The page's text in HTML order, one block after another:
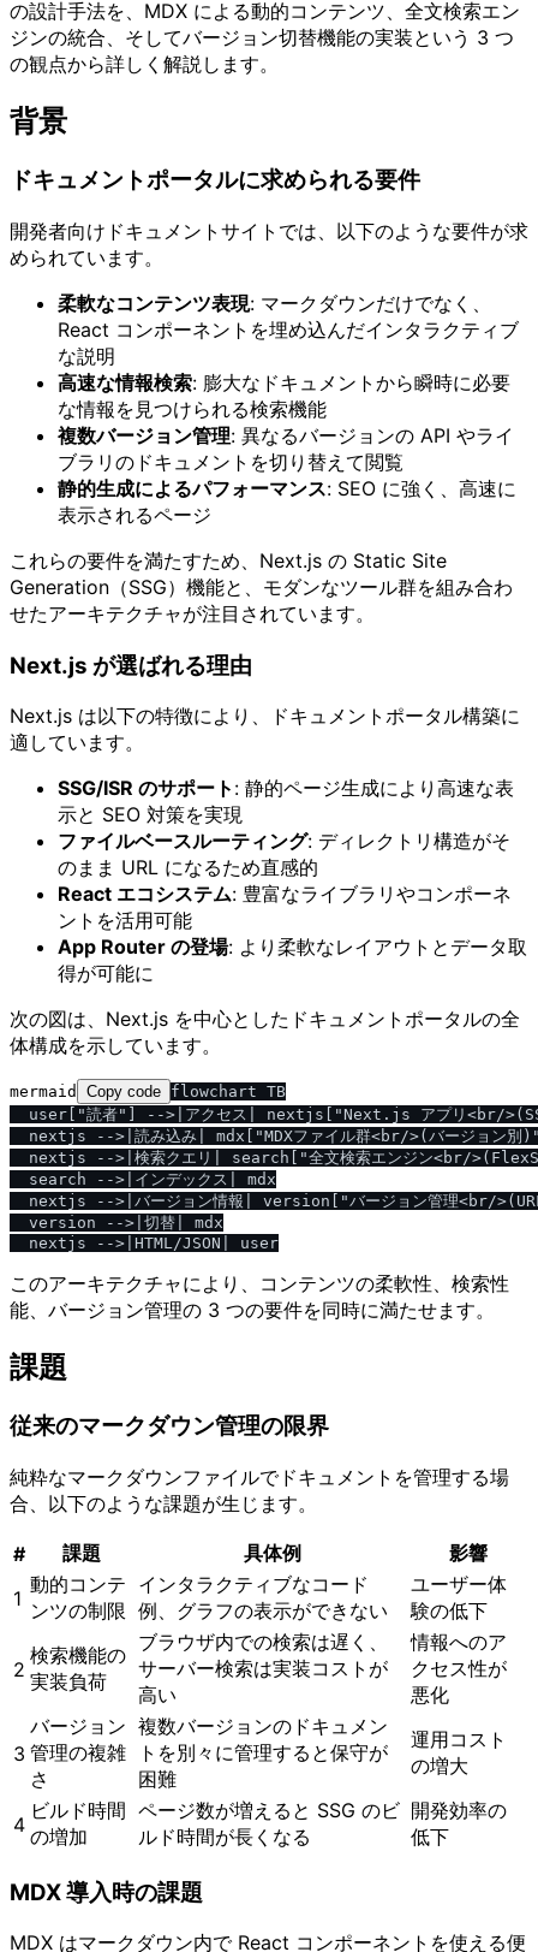
の設計手法を、MDX による動的コンテンツ、全文検索エン
ジンの統合、そしてバージョン切替機能の実装という 3 つ
の観点から詳しく解説します。
背景
ドキュメントポータルに求められる要件
開発者向けドキュメントサイトでは、以下のような要件が求
められています。
柔軟なコンテンツ表現: マークダウンだけでなく、
React コンポーネントを埋め込んだインタラクティブ
な説明
高速な情報検索: 膨大なドキュメントから瞬時に必要
な情報を見つけられる検索機能
複数バージョン管理: 異なるバージョンの API やライ
ブラリのドキュメントを切り替えて閲覧
静的生成によるパフォーマンス: SEO に強く、高速に
表示されるページ
これらの要件を満たすため、Next.js の Static Site
Generation（SSG）機能と、モダンなツール群を組み合わ
せたアーキテクチャが注目されています。
Next.js が選ばれる理由
Next.js は以下の特徴により、ドキュメントポータル構築に
適しています。
SSG/ISR のサポート : 静的ページ生成により高速な表
示と SEO 対策を実現
ファイルベースルーティング: ディレクトリ構造がそ
のまま URL になるため直感的
React エコシステム: 豊富なライブラリやコンポーネ
ントを活用可能
App Router の登場: より柔軟なレイアウトとデータ取
得が可能に
次の図は、Next.js を中心としたドキュメントポータルの全
体構成を示しています。
mermaid Copy code flowchart TB
user["読者"] -->|アクセス| nextjs["Next.js アプリ<br/
nextjs -->|読み込み| mdx["MDXファイル群<br/>(バージョン別
nextjs -->|検索クエリ| search["全文検索エンジン<br/
  search -->|インデックス| mdx
nextjs -->|バージョン情報| version["バージョン管理<br/
  version -->|切替| mdx
このアーキテクチャにより、コンテンツの柔軟性、検索性
能、バージョン管理の 3 つの要件を同時に満たせます。
課題
従来のマークダウン管理の限界
純粋なマークダウンファイルでドキュメントを管理する場
合、以下のような課題が生じます。
# 課題 具体例
影響
1
動的コンテ
ンツの制限
インタラクティブなコード
例、グラフの表示ができない
ユーザー体
験の低下
2
検索機能の
実装負荷
ブラウザ内での検索は遅く、
サーバー検索は実装コストが
高い
情報へのア
クセス性が
悪化
3
バージョン
管理の複雑
さ
複数バージョンのドキュメン
トを別々に管理すると保守が
困難
運用コスト
の増大
4
ビルド時間
の増加
ページ数が増えると SSG のビ
ルド時間が長くなる
開発効率の
低下
MDX 導入時の課題
MDX はマークダウン内で React コンポーネントを使える便